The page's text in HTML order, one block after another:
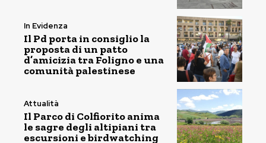
In Evidenza
Il Pd porta in consiglio la
proposta di un patto
d’amicizia tra Foligno e una
comunità palestinese
Attualità
Il Parco di Colfiorito anima
le sagre degli altipiani tra
escursioni e birdwatching